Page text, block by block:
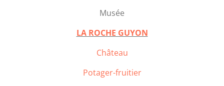
Musée
LA ROCHE GUYON
Château
Potager-fruitier